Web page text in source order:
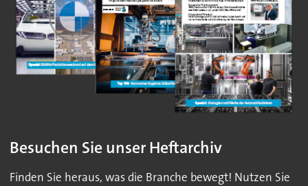
Besuchen Sie unser Heftarchiv
Finden Sie heraus, was die Branche bewegt! Nutzen Sie